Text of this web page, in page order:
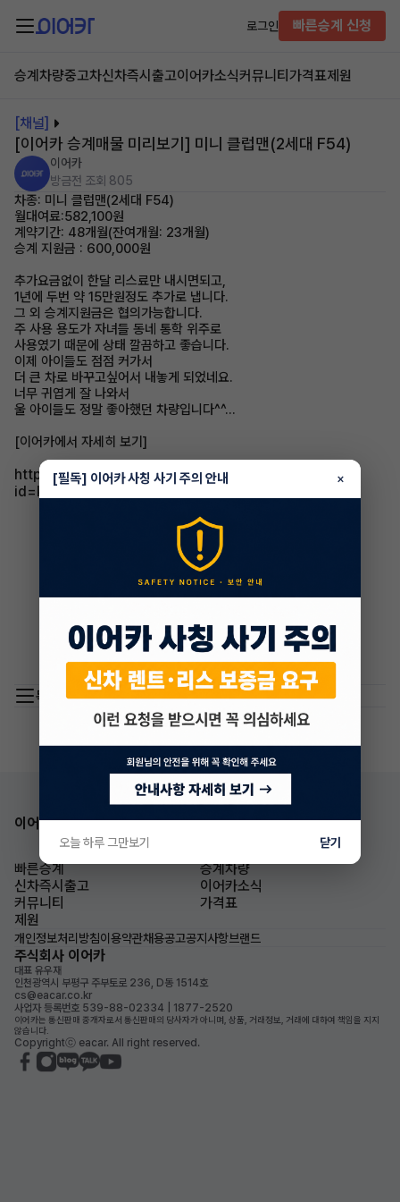
로그인 빠른승계 신청
승계차량중고차신차즉시출고이어카소식커뮤니티 가격표제원
[채널]
[이어카 승계매물 미리보기] 미니 클럽맨(2세대 F54)
이어카
방금전 조회 805
차종: 미니 클럽맨(2세대 F54)
월대여료:582,100원
계약기간: 48개월(잔여개월: 23개월)
승계 지원금 : 600,000원
추가요금없이 한달 리스료만 내시면되고,
1년에 두번 약 15만원정도 추가로 냅니다.
그 외 승계지원금은 협의가능합니다.
주 사용 용도가 자녀들 동네 통학 위주로
사용였기 때문에 상태 깔끔하고 좋습니다.
이제 아이들도 점점 커가서
더 큰 차로 바꾸고싶어서 내놓게 되었네요.
너무 귀엽게 잘 나와서
울 아이들도 정말 좋아했던 차량입니다^^...
[이어카에서 자세히 보기]
https://play.google.com/store/apps/details?
id=kr.co.eacar.www&pli=1
목록 이동
이어카 앱 다운로드
빠른승계
승계차량
신차즉시출고
이어카소식
커뮤니티
가격표
제원
개인정보처리방침이용약관채용공고공지사항브랜드
주식회사 이어카
대표 유우재
인천광역시 부평구 주부토로 236, D동 1514호
cs@eacar.co.kr
사업자 등록번호 539-88-02334 | 1877-2520
이어카는 통신판매 중개자로서 통신판매의 당사자가 아니며, 상품, 거래정보, 거래에 대하여 책임을 지지
않습니다.
Copyrightⓒ eacar. All right reserved.
[필독] 이어카 사칭 사기 주의 안내 ×
오늘 하루 그만보기 닫기